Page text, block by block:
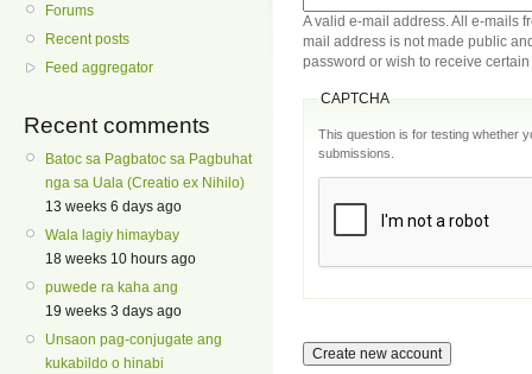
Forums
Recent posts
Feed aggregator
Recent comments
Batoc sa Pagbatoc sa Pagbuhat
nga sa Uala (Creatio ex Nihilo)
13 weeks 6 days ago
Wala lagiy himaybay
18 weeks 10 hours ago
puwede ra kaha ang
19 weeks 3 days ago
Unsaon pag-conjugate ang
kukabildo o hinabi
A valid e-mail address. All e-mails
mail address is not made public
password or wish to receive
CAPTCHA
This question is for testing whether
submissions.